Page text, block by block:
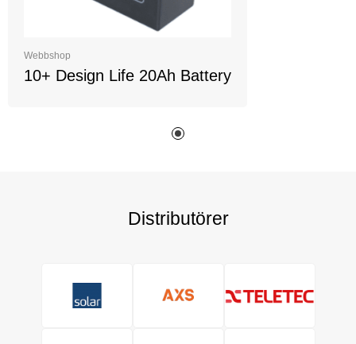
Webbshop
10+ Design Life 20Ah Battery
Distributörer